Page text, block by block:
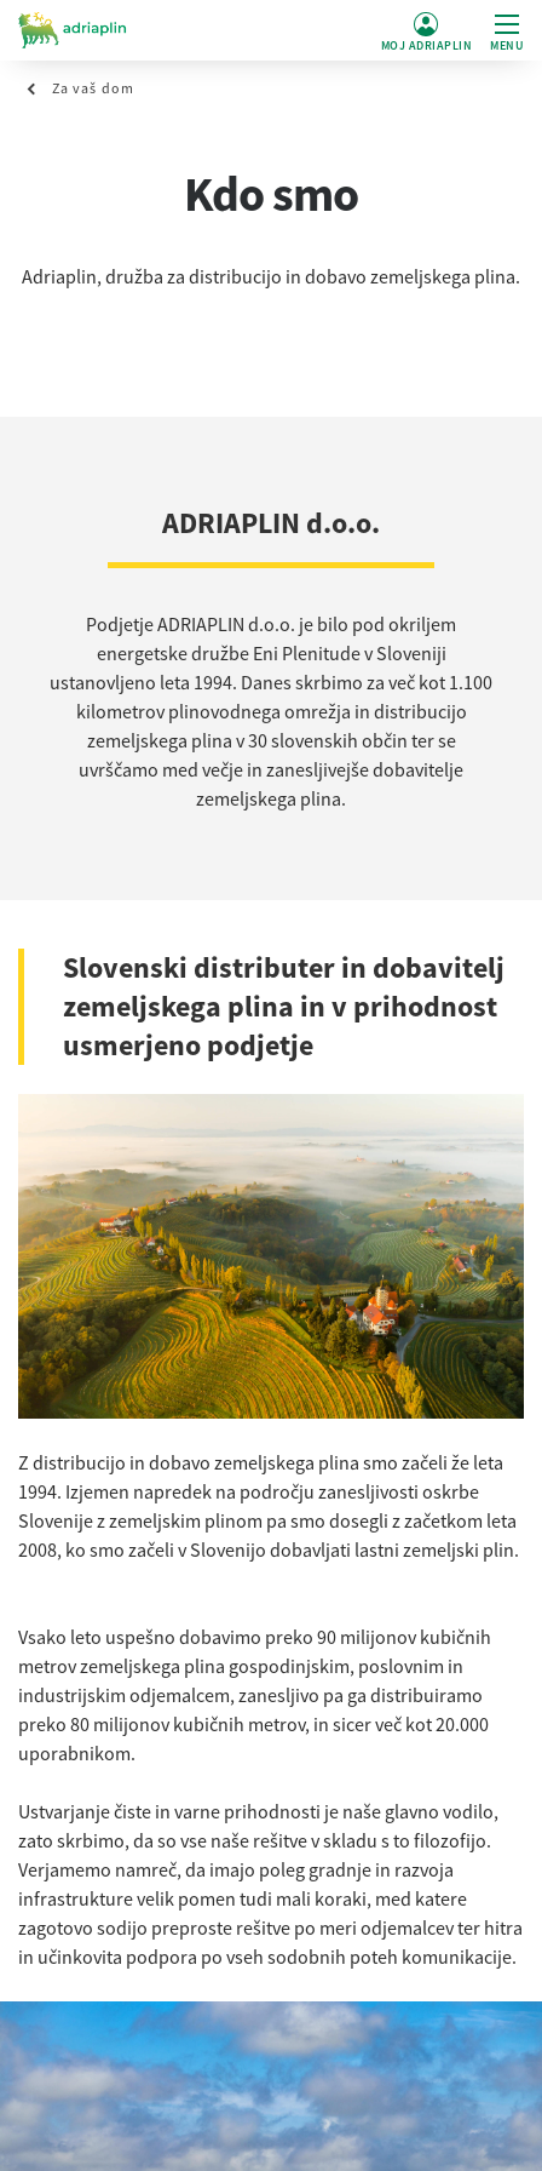
MOJ ADRIAPLIN MENU
Za vaš dom
Kdo smo
Adriaplin, družba za distribucijo in dobavo zemeljskega plina.
ADRIAPLIN d.o.o.
Podjetje ADRIAPLIN d.o.o. je bilo pod okriljem
energetske družbe Eni Plenitude v Sloveniji
ustanovljeno leta 1994. Danes skrbimo za več kot 1.100
kilometrov plinovodnega omrežja in distribucijo
zemeljskega plina v 30 slovenskih občin ter se
uvrščamo med večje in zanesljivejše dobavitelje
zemeljskega plina.
Slovenski distributer in dobavitelj
zemeljskega plina in v prihodnost
usmerjeno podjetje
Z distribucijo in dobavo zemeljskega plina smo začeli že leta
1994. Izjemen napredek na področju zanesljivosti oskrbe
Slovenije z zemeljskim plinom pa smo dosegli z začetkom leta
2008, ko smo začeli v Slovenijo dobavljati lastni zemeljski plin.
Vsako leto uspešno dobavimo preko 90 milijonov kubičnih
metrov zemeljskega plina gospodinjskim, poslovnim in
industrijskim odjemalcem, zanesljivo pa ga distribuiramo
preko 80 milijonov kubičnih metrov, in sicer več kot 20.000
uporabnikom.
Ustvarjanje čiste in varne prihodnosti je naše glavno vodilo,
zato skrbimo, da so vse naše rešitve v skladu s to filozofijo.
Verjamemo namreč, da imajo poleg gradnje in razvoja
infrastrukture velik pomen tudi mali koraki, med katere
zagotovo sodijo preproste rešitve po meri odjemalcev ter hitra
in učinkovita podpora po vseh sodobnih poteh komunikacije.